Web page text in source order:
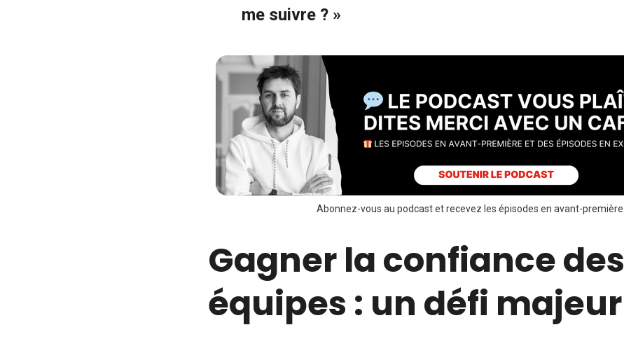
me suivre ? »
Abonnez-vous au podcast et recevez les épisodes en avant-première.
Gagner la confiance des
équipes : un défi majeur